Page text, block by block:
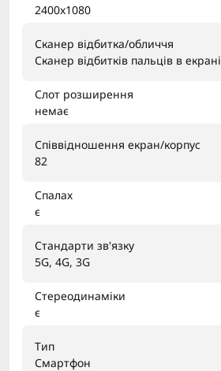
2400x1080
Сканер відбитка/обличчя
Сканер відбитків пальців в екрані
Слот розширення
немає
Співвідношення екран/корпус
82
Спалах
є
Стандарти зв'язку
5G, 4G, 3G
Стереодинаміки
є
Тип
Смартфон